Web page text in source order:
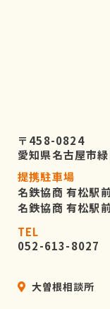
〒458-0824
愛知県名古屋市
提携駐車場
名鉄協商 有松駅
名鉄協商 有松駅
TEL
052-613-8027
大曽根相談所